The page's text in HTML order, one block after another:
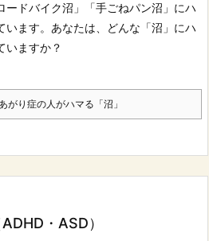
ードバイク沼」「手ごねパン沼」にハ
います。 あなたは、どんな「沼」にハ
いますか？
がり症の人がハマる「沼」
・ASD）